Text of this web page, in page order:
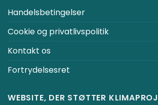
Handelsbetingelser
Cookie og privatlivspolitik
Kontakt os
Fortrydelsesret
WEBSITE, DER STØTTER